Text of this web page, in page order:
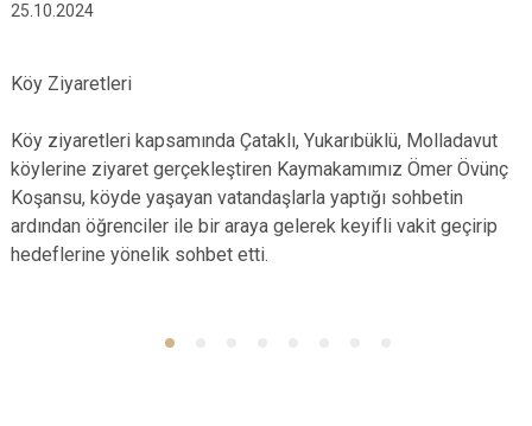
Malazgirt
25.10.2024
Köy Ziyaretleri
Köy ziyaretleri kapsamında Çataklı, Yukarıbüklü, Molladavut
köylerine ziyaret gerçekleştiren Kaymakamımız Ömer Övünç
Koşansu, köyde yaşayan vatandaşlarla yaptığı sohbetin
ardından öğrenciler ile bir araya gelerek keyifli vakit geçirip
hedeflerine yönelik sohbet etti.